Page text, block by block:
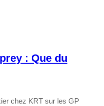
: Que du
chez KRT sur les GP